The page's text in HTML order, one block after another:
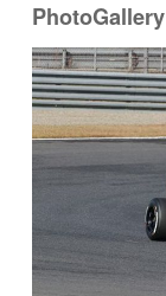
PhotoGallery